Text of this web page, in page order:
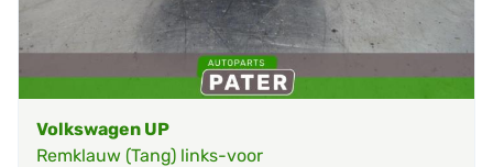
Volkswagen UP
Remklauw (Tang) links-voor